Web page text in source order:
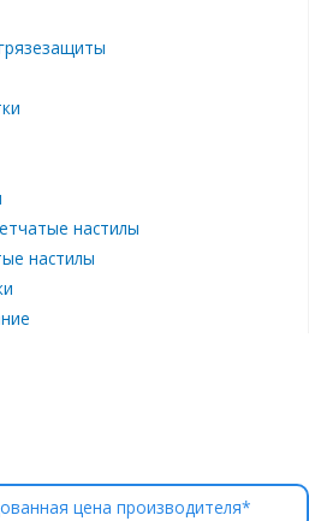
настилы
настилы
цена производителя*